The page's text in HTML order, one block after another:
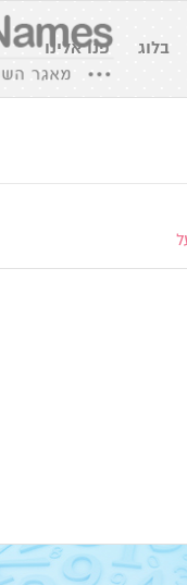
בלוג פנו אלינו